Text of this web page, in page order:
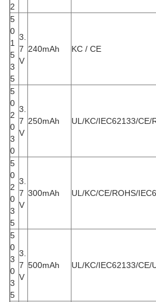
2
5
0
1
5
3
5
3.
7
V
240mAh KC / CE
5
0
2
0
3
0
3.
7
V
250mAh UL/KC/IEC62133/CE/
5
0
2
0
3
5
3.
7
V
300mAh UL/KC/CE/ROHS/
5
0
3
0
3
5
3.
7
V
500mAh UL/KC/IEC62133/CE/